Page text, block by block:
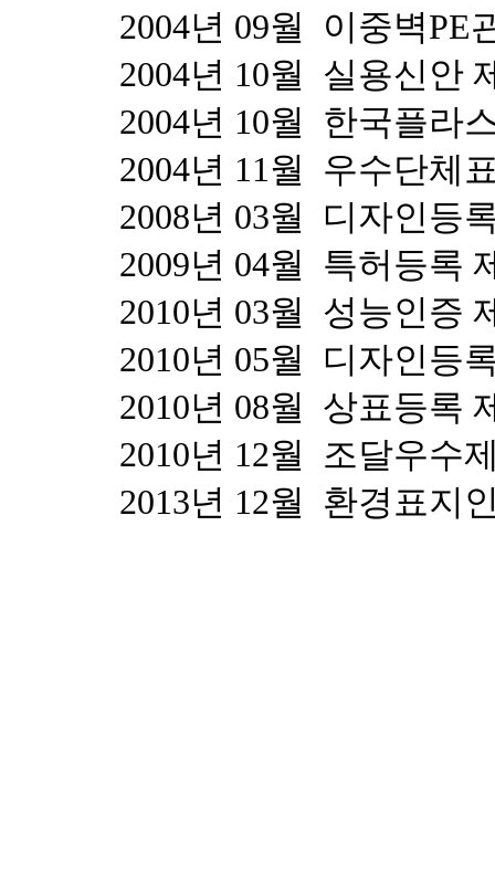
2004년 09월 이중벽PE
2004년 10월 실용신안
2004년 10월 한국플라
2004년 11월 우수단체
2008년 03월 디자인등
2009년 04월 특허등록
2010년 03월 성능인증
2010년 05월 디자인등
2010년 08월 상표등록
2010년 12월 조달우수
2013년 12월 환경표지